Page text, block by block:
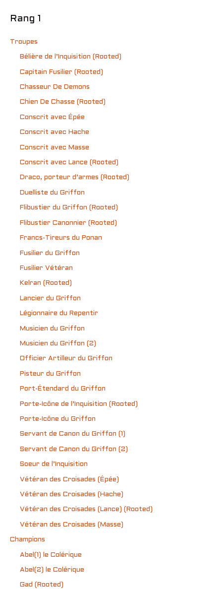
Rang 1
Troupes
Bélière de l’Inquisition (Rooted)
Capitain Fusilier (Rooted)
Chasseur De Demons
Chien De Chasse (Rooted)
Conscrit avec Épée
Conscrit avec Hache
Conscrit avec Masse
Conscrit avec Lance (Rooted)
Draco, porteur d’armes (Rooted)
Duelliste du Griffon
Flibustier du Griffon (Rooted)
Flibustier Canonnier (Rooted)
Francs-Tireurs du Ponan
Fusilier du Griffon
Fusilier Vétéran
Kelran (Rooted)
Lancier du Griffon
Légionnaire du Repentir
Musicien du Griffon
Musicien du Griffon (2)
Officier Artilleur du Griffon
Pisteur du Griffon
Port-Étendard du Griffon
Porte-Icône de l’Inquisition (Rooted)
Porte-Icône du Griffon
Servant de Canon du Griffon (1)
Servant de Canon du Griffon (2)
Soeur de l’Inquisition
Vétéran des Croisades (Épée)
Vétéran des Croisades (Hache)
Vétéran des Croisades (Lance) (Rooted)
Vétéran des Croisades (Masse)
Champions
Abel(1) le Colérique
Abel(2) le Colérique
Gad (Rooted)